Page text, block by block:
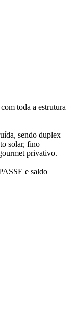
toda a estrutura
sendo duplex
solar, fino
privativo.
e saldo